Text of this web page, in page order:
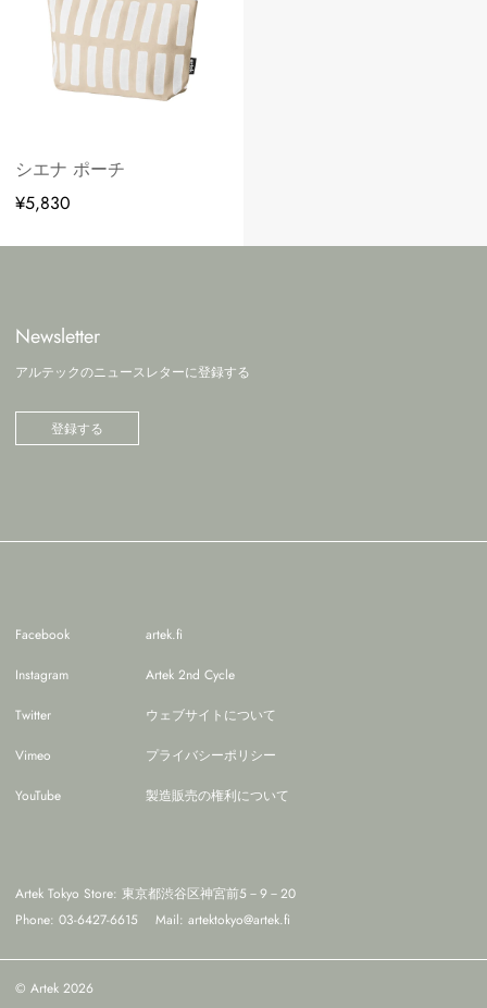
シエナ ポーチ
¥5,830
Newsletter
アルテックのニュースレターに登録する
登録する
Facebook
Instagram
Twitter
Vimeo
YouTube
artek.fi
Artek 2nd Cycle
ウェブサイトについて
プライバシーポリシー
製造販売の権利について
Artek Tokyo Store: 東京都渋谷区神宮前5－9－20
Phone: 03-6427-6615
Mail: artektokyo@artek.fi
© Artek 2026